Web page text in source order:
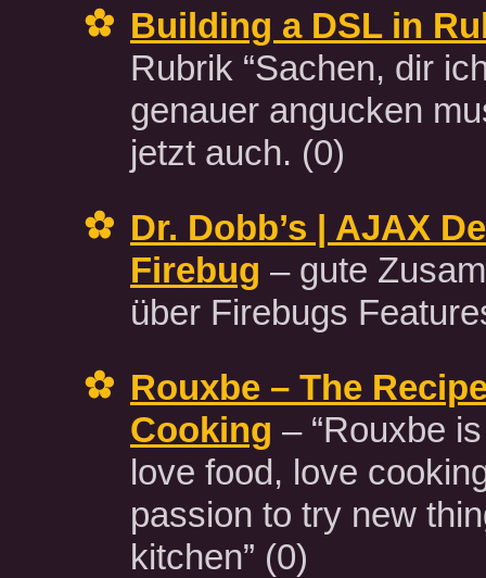
Building a DSL in
Rubrik “Sachen, dir
genauer angucken
jetzt auch. (0)
Dr. Dobb’s | AJAX
Firebug – gute
über Firebugs
Rouxbe – The
Cooking – “Rouxbe
love food, love
passion to try new
kitchen” (0)